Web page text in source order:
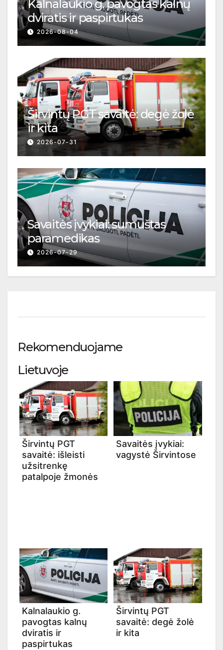
Kalnalaukio g. pavogtas kalnų
dviratis ir paspirtukas
2026-08-04
Širvintų PGT savaitė: degė žolė
ir kita
2026-07-31
Savaitės įvykiai: sumuštas
paramedikas
2026-07-29
Rekomenduojame
Lietuvoje
Širvintų PGT
savaitė: išleisti
užsitrenkę
patalpoje žmonės
Savaitės įvykiai:
vagystė Širvintose
Kalnalaukio g.
pavogtas kalnų
dviratis ir
paspirtukas
Širvintų PGT
savaitė: degė žolė
ir kita